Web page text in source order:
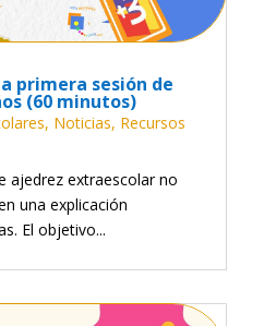
primera sesión de
(60 minutos)
, Noticias, Recursos
ajedrez extraescolar no
una explicación
El objetivo...